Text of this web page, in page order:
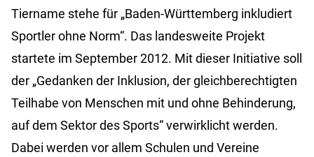
Tiername stehe für „Baden-Württemberg inkludiert
Sportler ohne Norm“. Das landesweite Projekt
startete im September 2012. Mit dieser Initiative soll
der „Gedanken der Inklusion, der gleichberechtigten
Teilhabe von Menschen mit und ohne Behinderung,
auf dem Sektor des Sports“ verwirklicht werden.
Dabei werden vor allem Schulen und Vereine